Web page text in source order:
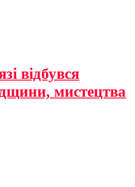
відбувся
мистецтва